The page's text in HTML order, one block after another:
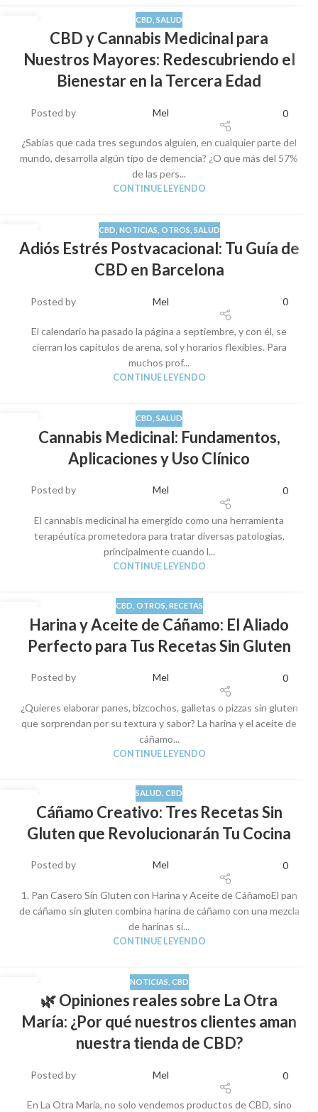
CBD SALUD
CBD y Cannabis Medicinal para
Nuestros Mayores: Redescubriendo el
Bienestar en la Tercera Edad
Posted by Mel 0
¿Sabías que cada tres segundos alguien, en cualquier parte del
mundo, desarrolla algún tipo de demencia? ¿O que más del 57%
de las pers...
CONTINUE LEYENDO
10
SEP
CBD NOTICIAS OTROS SALUD
Adiós Estrés Postvacacional: Tu Guía de
CBD en Barcelona
Posted by Mel 0
El calendario ha pasado la página a septiembre, y con él, se
cierran los capítulos de arena, sol y horarios flexibles. Para
muchos prof...
CONTINUE LEYENDO
CBD SALUD
Cannabis Medicinal: Fundamentos,
Aplicaciones y Uso Clínico
Posted by Mel 0
El cannabis medicinal ha emergido como una herramienta
terapéutica prometedora para tratar diversas patologías,
principalmente cuando l...
CONTINUE LEYENDO
CBD OTROS RECETAS
Harina y Aceite de Cáñamo: El Aliado
Perfecto para Tus Recetas Sin Gluten
Posted by Mel 0
¿Quieres elaborar panes, bizcochos, galletas o pizzas sin gluten
que sorprendan por su textura y sabor? La harina y el aceite de
cáñamo...
CONTINUE LEYENDO
SALUD CBD
Cáñamo Creativo: Tres Recetas Sin
Gluten que Revolucionarán Tu Cocina
Posted by Mel 0
1. Pan Casero Sin Gluten con Harina y Aceite de CáñamoEl pan
de cáñamo sin gluten combina harina de cáñamo con una mezcla
de harinas si...
CONTINUE LEYENDO
NOTICIAS CBD
🌿 Opiniones reales sobre La Otra
María: ¿Por qué nuestros clientes aman
nuestra tienda de CBD?
Posted by Mel 0
En La Otra María, no solo vendemos productos de CBD, sino